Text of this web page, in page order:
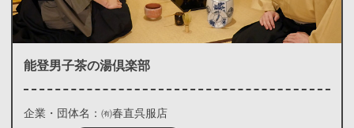
能登男子茶の湯倶楽部
企業・団体名：㈲春直呉服店